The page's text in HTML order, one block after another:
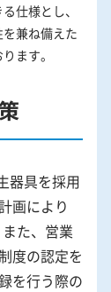
仕様とし、
兼ね備えた
ます。
器具を採用
画により
た、営業
度の認定を
を行う際の